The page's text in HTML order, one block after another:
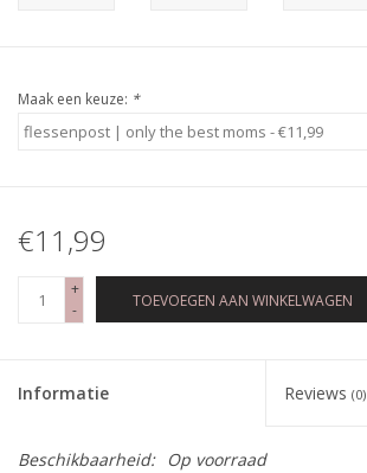
Maak een keuze: *
€11,99
+
-
TOEVOEGEN AAN WINKELWAGEN
Informatie Reviews (0)
Beschikbaarheid:
Op voorraad